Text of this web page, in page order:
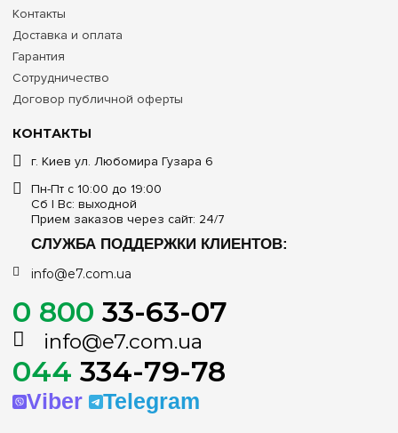
КОНТАКТЫ
г. Киев ул. Любомира Гузара 6
Пн-Пт с 10:00 до 19:00
Сб | Вс: выходной
Прием заказов через сайт: 24/7
СЛУЖБА ПОДДЕРЖКИ КЛИЕНТОВ:
info@e7.com.ua
0 800 33-63-07
info@e7.com.ua
044 334-79-78
Viber Telegram
Контакты
Доставка и оплата
Гарантия
Сотрудничество
Договор публичной оферты